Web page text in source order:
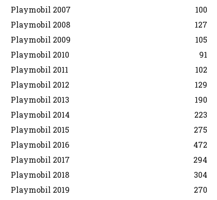
Playmobil 2007
100
Playmobil 2008
127
Playmobil 2009
105
Playmobil 2010
91
Playmobil 2011
102
Playmobil 2012
129
Playmobil 2013
190
Playmobil 2014
223
Playmobil 2015
275
Playmobil 2016
472
Playmobil 2017
294
Playmobil 2018
304
Playmobil 2019
270